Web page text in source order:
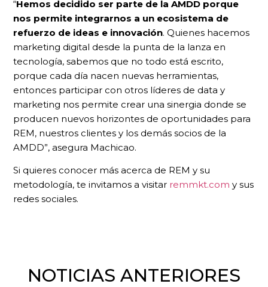
“Hemos decidido ser parte de la AMDD porque
nos permite integrarnos a un ecosistema de
refuerzo de ideas e innovación. Quienes hacemos
marketing digital desde la punta de la lanza en
tecnología, sabemos que no todo está escrito,
porque cada día nacen nuevas herramientas,
entonces participar con otros líderes de data y
marketing nos permite crear una sinergia donde se
producen nuevos horizontes de oportunidades para
REM, nuestros clientes y los demás socios de la
AMDD”, asegura Machicao.
Si quieres conocer más acerca de REM y su
metodología, te invitamos a visitar remmkt.com y sus
redes sociales.
NOTICIAS ANTERIORES